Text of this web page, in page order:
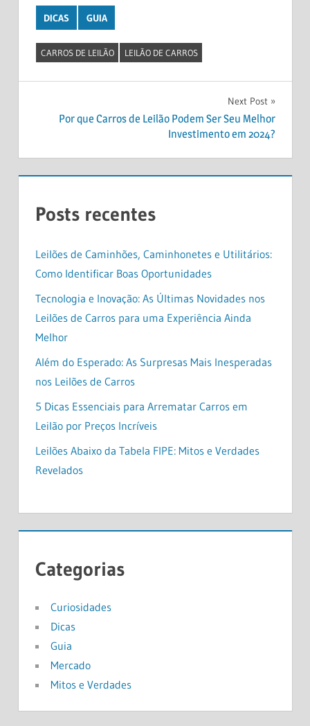
DICAS GUIA
CARROS DE LEILÃO LEILÃO DE CARROS
Post
Next Post
Por que Carros de Leilão Podem Ser Seu Melhor
Investimento em 2024?
Posts recentes
Leilões de Caminhões, Caminhonetes e Utilitários:
Como Identificar Boas Oportunidades
Tecnologia e Inovação: As Últimas Novidades nos
Leilões de Carros para uma Experiência Ainda
Melhor
Além do Esperado: As Surpresas Mais Inesperadas
nos Leilões de Carros
5 Dicas Essenciais para Arrematar Carros em
Leilão por Preços Incríveis
Leilões Abaixo da Tabela FIPE: Mitos e Verdades
Revelados
Categorias
Curiosidades
Dicas
Guia
Mercado
Mitos e Verdades